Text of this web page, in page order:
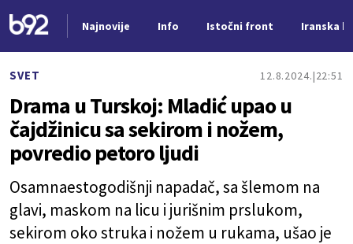
Najnovije Info Istočni front Iranska
SVET 12.8.2024. 22:51
Drama u Turskoj: Mladić upao u
čajdžinicu sa sekirom i nožem,
povredio petoro ljudi
Osamnaestogodišnji napadač, sa šlemom na
glavi, maskom na licu i jurišnim prslukom,
sekirom oko struka i nožem u rukama, ušao je